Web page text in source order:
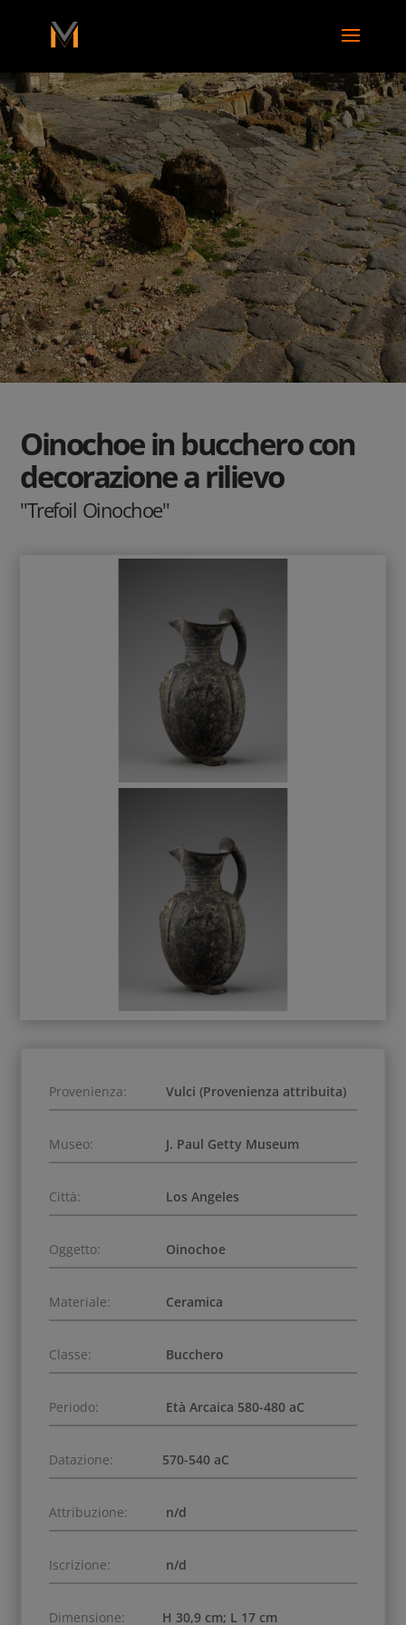
Oinochoe in bucchero con
decorazione a rilievo
"Trefoil Oinochoe"
Provenienza: Vulci (Provenienza attribuita)
Museo: J. Paul Getty Museum
Città: Los Angeles
Oggetto: Oinochoe
Materiale: Ceramica
Classe: Bucchero
Periodo: Età Arcaica 580-480 aC
Datazione: 570-540 aC
Attribuzione: n/d
Iscrizione: n/d
Dimensione: H 30,9 cm; L 17 cm